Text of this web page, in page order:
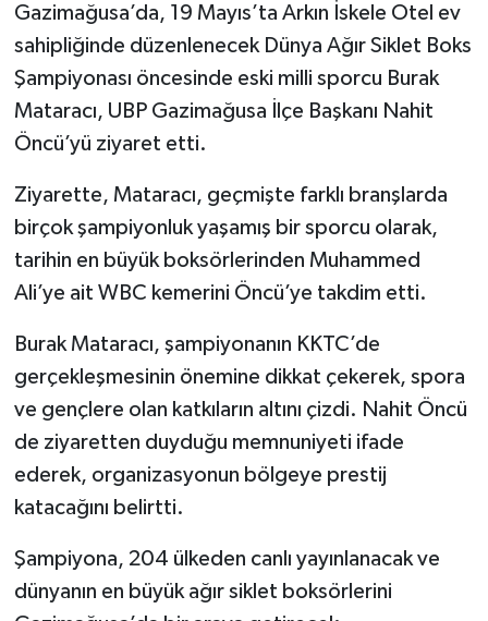
Gazimağusa’da, 19 Mayıs’ta Arkın İskele Otel ev
sahipliğinde düzenlenecek Dünya Ağır Siklet Boks
Şampiyonası öncesinde eski milli sporcu Burak
Mataracı, UBP Gazimağusa İlçe Başkanı Nahit
Öncü’yü ziyaret etti.
Ziyarette, Mataracı, geçmişte farklı branşlarda
birçok şampiyonluk yaşamış bir sporcu olarak,
tarihin en büyük boksörlerinden Muhammed
Ali’ye ait WBC kemerini Öncü’ye takdim etti.
Burak Mataracı, şampiyonanın KKTC’de
gerçekleşmesinin önemine dikkat çekerek, spora
ve gençlere olan katkıların altını çizdi. Nahit Öncü
de ziyaretten duyduğu memnuniyeti ifade
ederek, organizasyonun bölgeye prestij
katacağını belirtti.
Şampiyona, 204 ülkeden canlı yayınlanacak ve
dünyanın en büyük ağır siklet boksörlerini